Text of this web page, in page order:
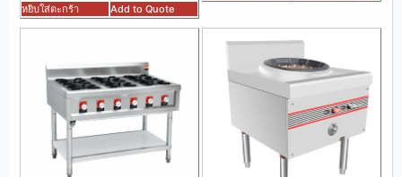
หยิบใส่ตะกร้า Add to Quote